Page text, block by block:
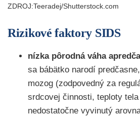
ZDROJ:Teeradej/Shutterstock.com
Rizikové faktory SIDS
nízka pôrodná váha
sa bábätko narodí
mozog (zodpovedný za
srdcovej činnosti, teploty
nedostatočne vyvinutý